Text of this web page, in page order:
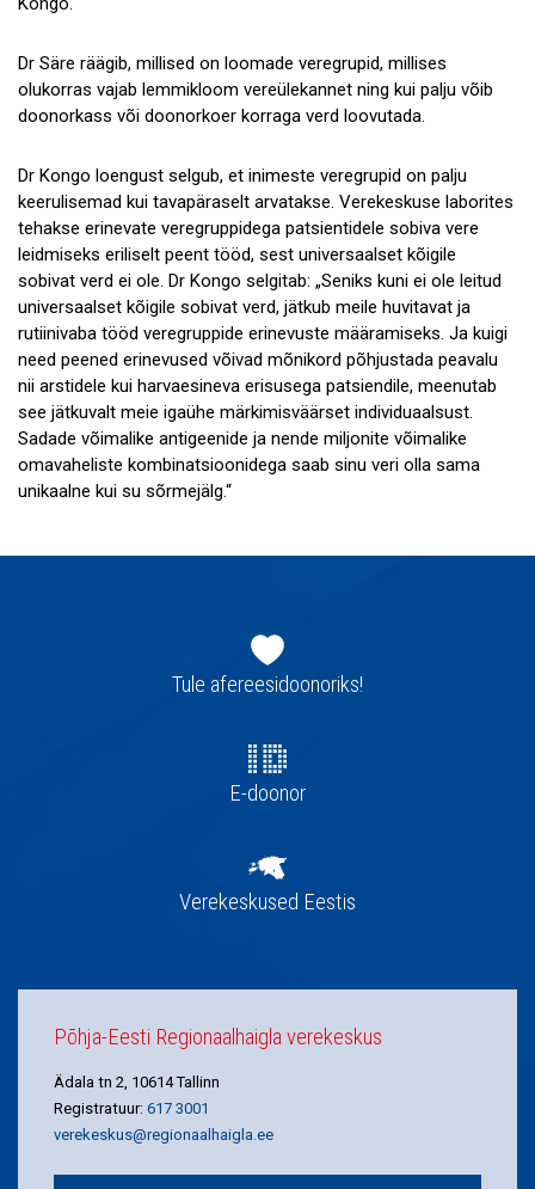
Dr Säre räägib, millised on loomade veregrupid, millises
olukorras vajab lemmikloom vereülekannet ning kui palju võib
doonorkass või doonorkoer korraga verd loovutada.
Dr Kongo loengust selgub, et inimeste veregrupid on palju
keerulisemad kui tavapäraselt arvatakse. Verekeskuse laborites
tehakse erinevate veregruppidega patsientidele sobiva vere
leidmiseks eriliselt peent tööd, sest universaalset kõigile
sobivat verd ei ole. Dr Kongo selgitab: „Seniks kuni ei ole leitud
universaalset kõigile sobivat verd, jätkub meile huvitavat ja
rutiinivaba tööd veregruppide erinevuste määramiseks. Ja kuigi
need peened erinevused võivad mõnikord põhjustada peavalu
nii arstidele kui harvaesineva erisusega patsiendile, meenutab
see jätkuvalt meie igaühe märkimisväärset individuaalsust.
Sadade võimalike antigeenide ja nende miljonite võimalike
omavaheliste kombinatsioonidega saab sinu veri olla sama
unikaalne kui su sõrmejälg.“
navigatsioonTule afereesidoonoriks!
E-doonor
Verekeskused Eestis
Põhja-Eesti Regionaalhaigla verekeskus
Ädala tn 2, 10614 Tallinn
Registratuur: 617 3001
verekeskus@regionaalhaigla.ee